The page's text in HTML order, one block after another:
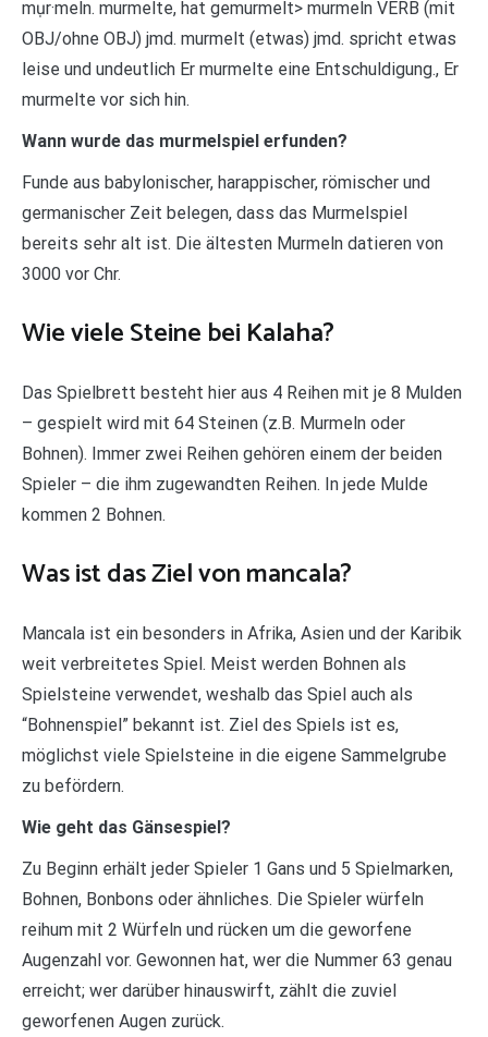
mụr·meln. murmelte, hat gemurmelt> murmeln VERB (mit
OBJ/ohne OBJ) jmd. murmelt (etwas) jmd. spricht etwas
leise und undeutlich Er murmelte eine Entschuldigung., Er
murmelte vor sich hin.
Wann wurde das murmelspiel erfunden?
Funde aus babylonischer, harappischer, römischer und
germanischer Zeit belegen, dass das Murmelspiel
bereits sehr alt ist. Die ältesten Murmeln datieren von
3000 vor Chr.
Wie viele Steine bei Kalaha?
Das Spielbrett besteht hier aus 4 Reihen mit je 8 Mulden
– gespielt wird mit 64 Steinen (z.B. Murmeln oder
Bohnen). Immer zwei Reihen gehören einem der beiden
Spieler – die ihm zugewandten Reihen. In jede Mulde
kommen 2 Bohnen.
Was ist das Ziel von mancala?
Mancala ist ein besonders in Afrika, Asien und der Karibik
weit verbreitetes Spiel. Meist werden Bohnen als
Spielsteine verwendet, weshalb das Spiel auch als
“Bohnenspiel” bekannt ist. Ziel des Spiels ist es,
möglichst viele Spielsteine in die eigene Sammelgrube
zu befördern.
Wie geht das Gänsespiel?
Zu Beginn erhält jeder Spieler 1 Gans und 5 Spielmarken,
Bohnen, Bonbons oder ähnliches. Die Spieler würfeln
reihum mit 2 Würfeln und rücken um die geworfene
Augenzahl vor. Gewonnen hat, wer die Nummer 63 genau
erreicht; wer darüber hinauswirft, zählt die zuviel
geworfenen Augen zurück.